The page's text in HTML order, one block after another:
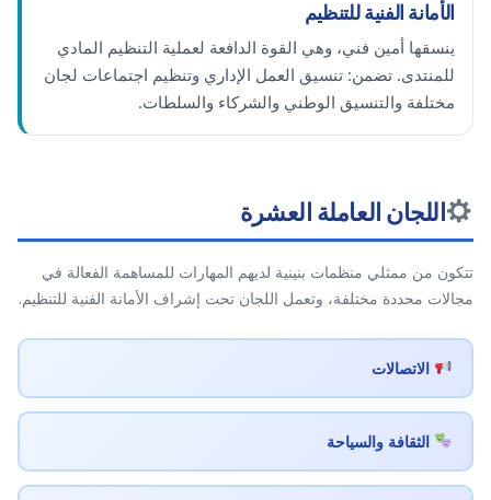
الأمانة الفنية للتنظيم
ينسقها أمين فني، وهي القوة الدافعة لعملية التنظيم المادي
للمنتدى. تضمن: تنسيق العمل الإداري وتنظيم اجتماعات لجان
مختلفة والتنسيق الوطني والشركاء والسلطات.
اللجان العاملة العشرة
تتكون من ممثلي منظمات بنينية لديهم المهارات للمساهمة الفعالة في
مجالات محددة مختلفة، وتعمل اللجان تحت إشراف الأمانة الفنية للتنظيم.
الاتصالات
الثقافة والسياحة